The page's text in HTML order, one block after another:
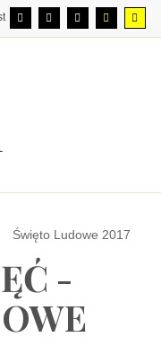
Święto Ludowe 2017
-